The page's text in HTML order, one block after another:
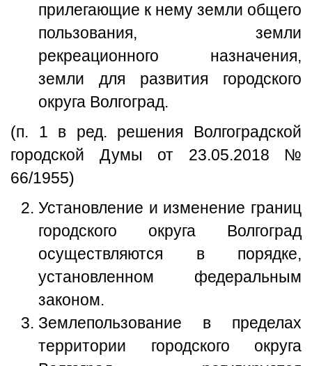
прилегающие к нему земли общего
пользования, земли
рекреационного назначения,
земли для развития городского
округа Волгоград.
(п. 1 в ред. решения Волгоградской
городской Думы от 23.05.2018 №
66/1955)
Установление и изменение границ
городского округа Волгоград
осуществляются в порядке,
установленном федеральным
законом.
Землепользование в пределах
территории городского округа